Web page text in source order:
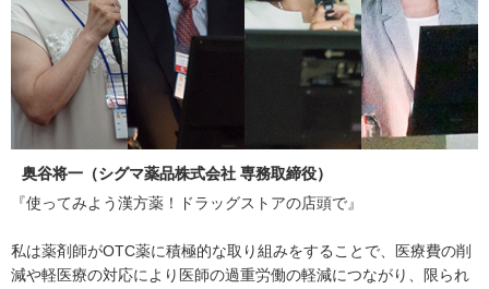
奥谷将一（シグマ薬品株式会社 専務取締役）
『使ってみよう漢方薬！ドラッグストアの店頭で』
私は薬剤師がOTC薬に積極的な取り組みをすることで、医療費の削
減や軽医療の対応により医師の過重労働の軽減につながり、限られ